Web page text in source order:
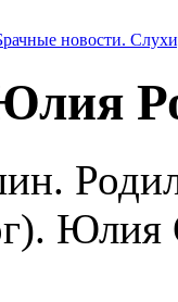
новости.
Юлия